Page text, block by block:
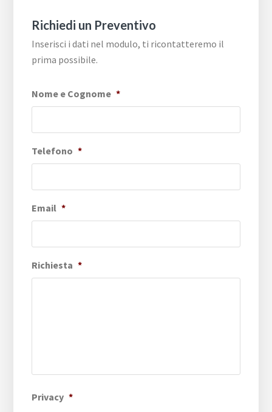
Richiedi un Preventivo
Inserisci i dati nel modulo, ti ricontatteremo il
prima possibile.
Nome e Cognome *
Telefono *
Email *
Richiesta *
Privacy *